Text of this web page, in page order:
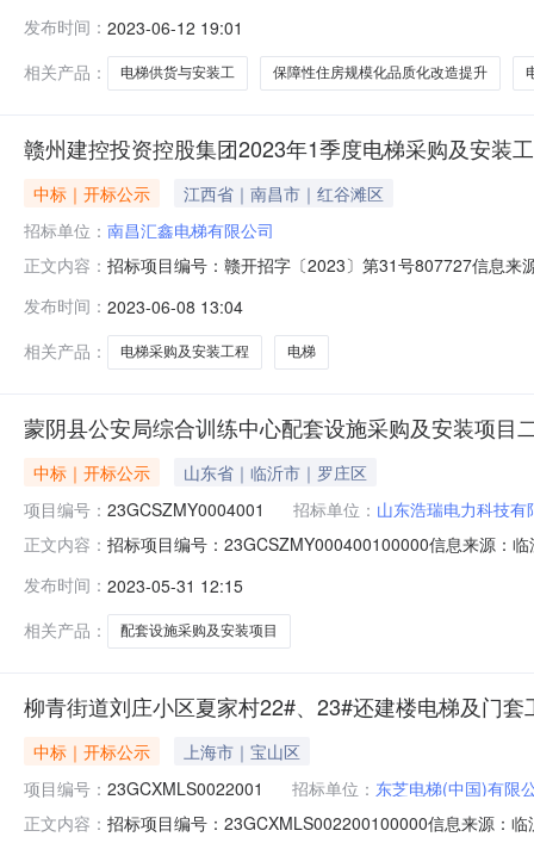
圳市安居微棠住房租赁投资控股有限公司2023年度第一
发布时间： 2023-06-12 19:01
相关产品：
电梯供货与安装工 保障性住房规模化品质化改造提升
赣州建控投资控股集团2023年1季度电梯采购及安装
中标｜开标公示
江西省｜南昌市｜红谷滩区
招标单位： 南昌汇鑫电梯有限公司
正文内容： 招标项目编号：赣开招字〔2023〕第31号807727信息
人:;报价:0.00元/%;工期:日历天;质量要求:;保证金金额
发布时间： 2023-06-08 13:04
相关产品：
电梯采购及安装工程 电梯
蒙阴县公安局综合训练中心配套设施采购及安装项目
中标｜开标公示
山东省｜临沂市｜罗庄区
项目编号： 23GCSZMY0004001 招标单位： 山东浩瑞电力科技有
正文内容： 招标项目编号：23GCSZMY000400100000信息来源：
负责人:;报价:元/%;工期:0日历天;质量要求:;保证金金额:
发布时间： 2023-05-31 12:15
相关产品：
配套设施采购及安装项目
柳青街道刘庄小区夏家村22#、23#还建楼电梯及门套
中标｜开标公示
上海市｜宝山区
项目编号： 23GCXMLS0022001 招标单位： 东芝电梯(中国)有限
正文内容： 招标项目编号：23GCXMLS002200100000信息来源：